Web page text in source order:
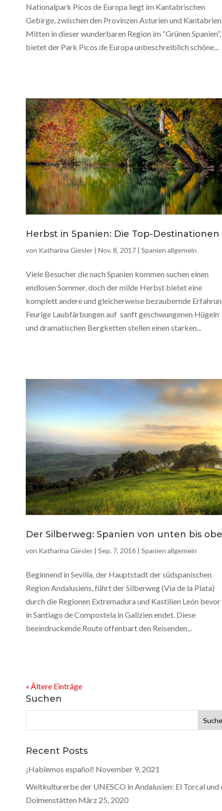
Nationalpark Picos de Europa liegt im Kantabrischen
Gebirge, zwischen den Provinzen Asturien und
Mitten in dieser wunderbaren Region im “Grünen Spanien”,
bietet der Park Picos de Europa unbeschreiblich schöne...
Herbst in Spanien: Die Top-Destinationen
von Katharina Giesler | Nov. 8, 2017 | Spanien allgemein
Viele Besucher die nach Spanien kommen suchen einen
endlosen Sommer, doch der milde Herbst bietet eine
komplett andere und gleicherweise bezaubernde
Feurige Laubfärbungen auf sanft geschwungenen Hügeln
und dramatischen Bergketten stellen einen starken...
Der Silberweg: Spanien von unten bis
von Katharina Giesler Sep. 7, 2016 Spanien allgemein
Beginnend in Sevilla, der Hauptstadt der südspanischen
Region Andalusiens, führt der Silberweg (Via de la Plata)
durch die Regionen Extremadura und Kastilien León bevor
in Santiago de Compostela in Galizien endet. Diese
beeindruckende Route offenbart den Reisenden...
« Ältere Einträge
Suchen
nach:
Recent Posts
¡Hablemos español! November 9, 2021
Weltkulturerbe der UNESCO in Andalusien: El Torcal und
Dolmenstätten März 25, 2020